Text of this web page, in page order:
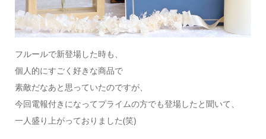
フルールで新登場した時も、
個人的にすごく好きな商品で
素敵だなあと思っていたのですが、
今回電報付きになってプライムの方でも登場したと聞いて、
一人盛り上がっておりました(笑)